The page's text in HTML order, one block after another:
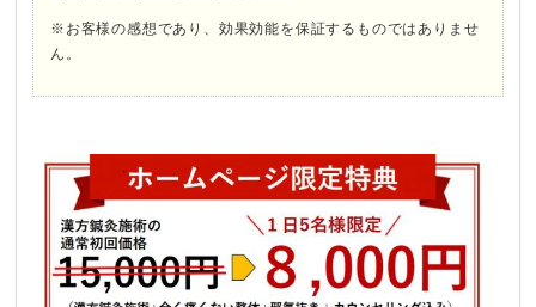
※お客様の感想であり、効果効能を保証するものではありませ
ん。